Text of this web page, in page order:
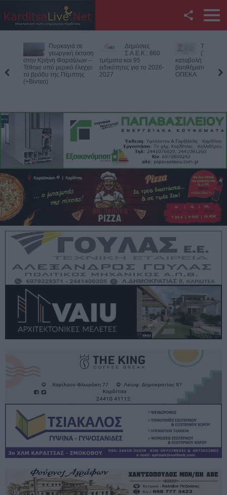
Twitter
YouTube
RSS
KarditsaLive.Net
Δημόσιες
Σ.Α.Ε.Κ.: 860
τμήματα και 95
ειδικότητες για το 2026-
2027
Την Παρασκευή
(7/8) η δεύτερη
καταβολή του
βοηθήματος του ΛΑΕ-
ΟΠΕΚΑ
Νεκρός
αγροτική
περιοχή του
Πιθανό